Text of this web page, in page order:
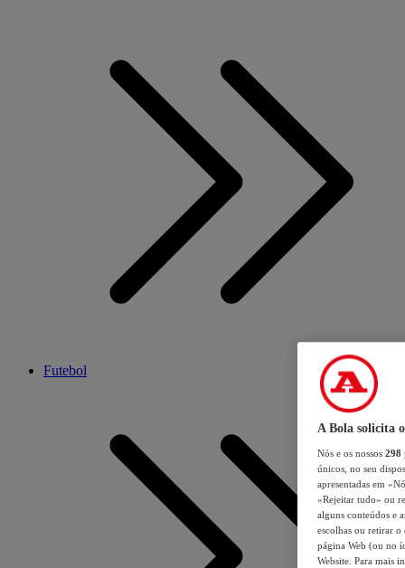
Futebol
A Bola solicita
Nós e os nossos 298
únicos, no seu
apresentadas em
«Rejeitar tudo» ou
alguns conteúdos e
escolhas ou retirar
página Web (ou no
Website. Para mais